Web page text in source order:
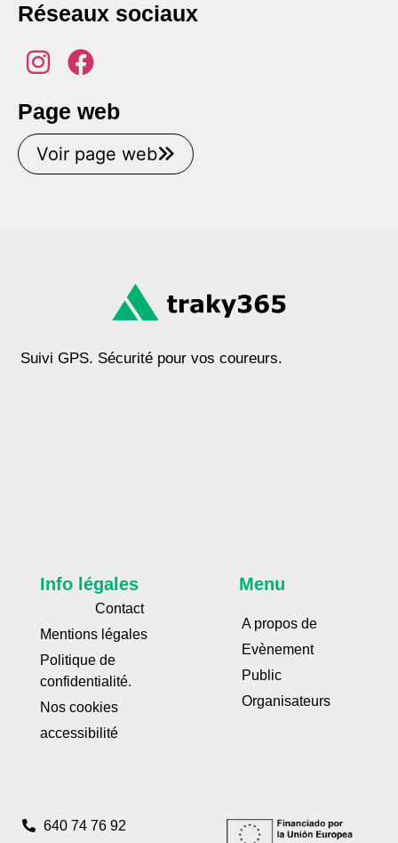
Réseaux sociaux
Page web
Voir page web
Suivi GPS. Sécurité pour vos coureurs.
Info légales
Contact
Mentions légales
Politique de
confidentialité.
Nos cookies
accessibilité
Menu
A propos de
Evènement
Public
Organisateurs
640 74 76 92